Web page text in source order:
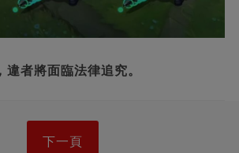
違者將面臨法律追究。
下一頁